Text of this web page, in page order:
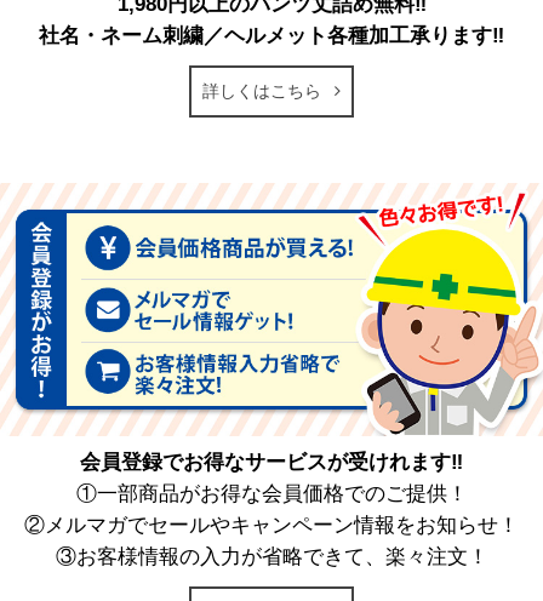
社名・ネーム刺繍／ヘルメット各種加工承ります‼
詳しくはこちら
会員登録でお得なサービスが受けれます‼
①一部商品がお得な会員価格でのご提供！
②メルマガでセールやキャンペーン情報をお知らせ！
③お客様情報の入力が省略できて、楽々注文！